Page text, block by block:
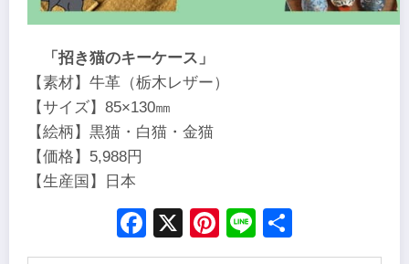
「招き猫のキーケース」
【素材】牛革（栃木レザー）
【サイズ】85×130㎜
【絵柄】黒猫・白猫・金猫
【価格】5,988円
【生産国】日本
Facebook
X Pinterest
Line